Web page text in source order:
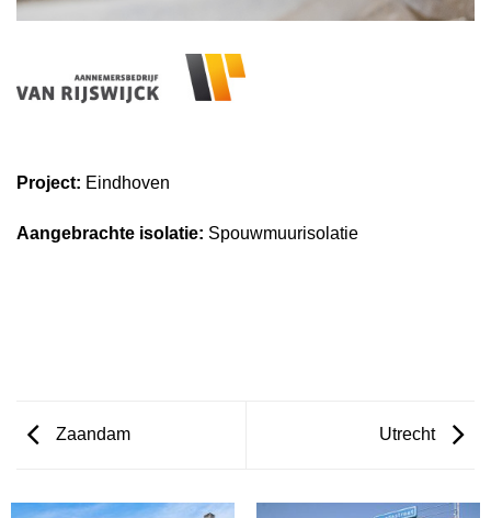
Project: Eindhoven
Aangebrachte isolatie: Spouwmuurisolatie
Zaandam Utrecht